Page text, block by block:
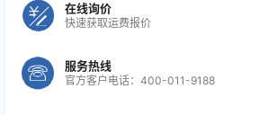
在线询价
快速获取运费报价
服务热线
官方客户电话：400-011-9188